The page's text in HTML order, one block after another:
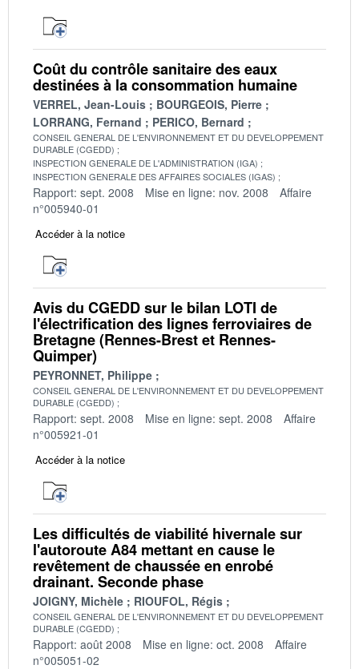
Coût du contrôle sanitaire des eaux
destinées à la consommation humaine
VERREL, Jean-Louis
BOURGEOIS, Pierre
LORRANG, Fernand
PERICO, Bernard
CONSEIL GENERAL DE L'ENVIRONNEMENT ET DU DEVELOPPEMENT
DURABLE (CGEDD)
INSPECTION GENERALE DE L'ADMINISTRATION (IGA)
INSPECTION GENERALE DES AFFAIRES SOCIALES (IGAS)
Rapport: sept. 2008 Mise en ligne: nov. 2008
Affaire
n°005940-01
Accéder à la notice
Avis du CGEDD sur le bilan LOTI de
l'électrification des lignes ferroviaires de
Bretagne (Rennes-Brest et Rennes-
Quimper)
PEYRONNET, Philippe
CONSEIL GENERAL DE L'ENVIRONNEMENT ET DU DEVELOPPEMENT
DURABLE (CGEDD)
Rapport: sept. 2008 Mise en ligne: sept. 2008
Affaire
n°005921-01
Accéder à la notice
Les difficultés de viabilité hivernale sur
l'autoroute A84 mettant en cause le
revêtement de chaussée en enrobé
drainant. Seconde phase
JOIGNY, Michèle RIOUFOL, Régis
CONSEIL GENERAL DE L'ENVIRONNEMENT ET DU DEVELOPPEMENT
DURABLE (CGEDD)
Rapport: août 2008 Mise en ligne: oct. 2008
Affaire
n°005051-02